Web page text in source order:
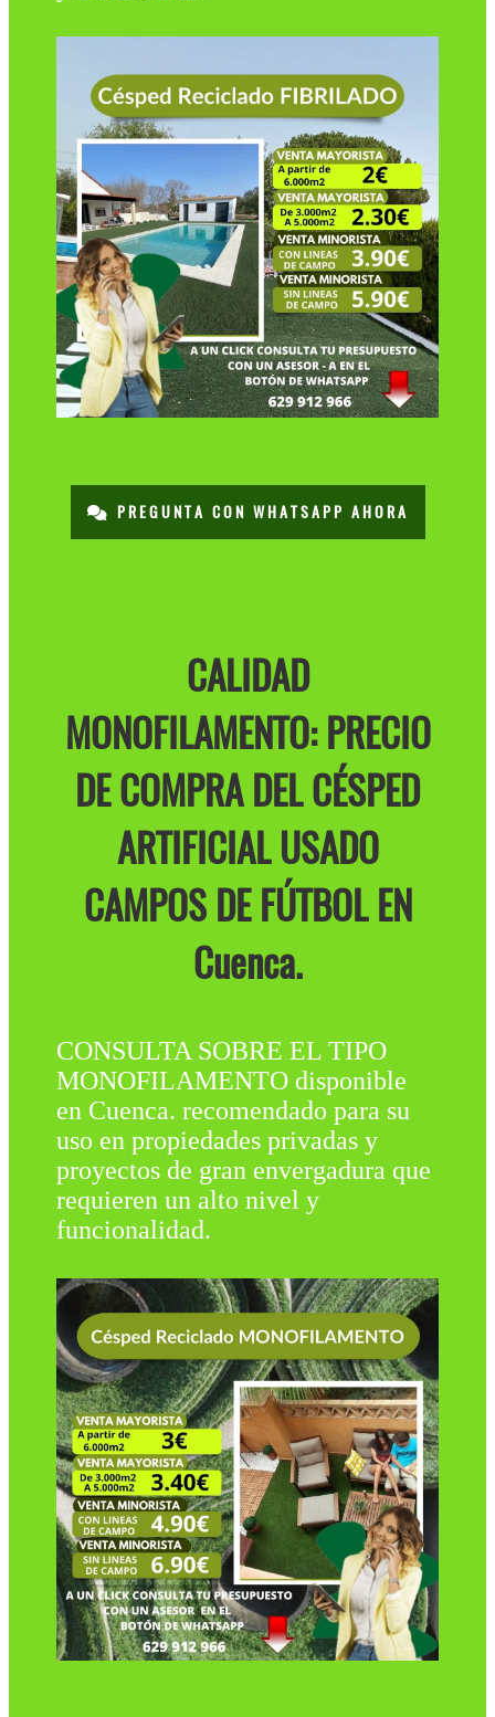
PREGUNTA CON WHATSAPP AHORA
CALIDAD
MONOFILAMENTO: PRECIO
DE COMPRA DEL CÉSPED
ARTIFICIAL USADO
CAMPOS DE FÚTBOL EN
Cuenca.
CONSULTA SOBRE EL TIPO
MONOFILAMENTO disponible
en Cuenca. recomendado para su
uso en propiedades privadas y
proyectos de gran envergadura que
requieren un alto nivel y
funcionalidad.